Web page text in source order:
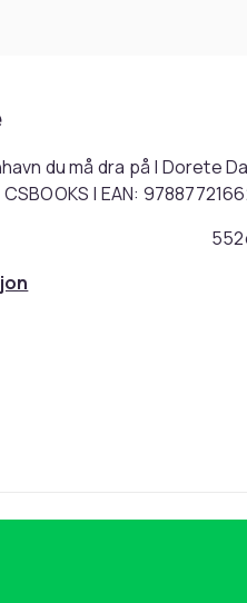
du må dra på | Dorete
| EAN: